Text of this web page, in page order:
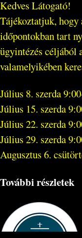
Kedves Látogató!
Tájékoztatjuk, hogy
időpontokban tart
ügyintézés céljából
valamelyikében
Július 8. szerda
Július 15. szerda
Július 22. szerda
Július 29. szerda
Augusztus 6.
További részletek